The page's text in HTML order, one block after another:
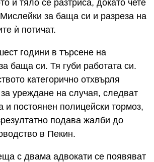
ѝ тяло се разтриса, докато чете
за баща си и разреза на
ѝ потичат.
години в търсене на
баща си. Тя губи работата си.
категорично отхвърля
уреждане на случая, следват
и постоянен полицейски тормоз,
подава жалби до
в Пекин.
с двама адвокати се появяват